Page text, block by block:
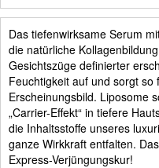
Das tiefenwirksame Serum
die natürliche
Gesichtszüge definierter
Feuchtigkeit auf und sorgt
Erscheinungsbild. Liposome
„Carrier-Effekt“ in tiefere
die Inhaltsstoffe unseres
ganze Wirkkraft entfalten.
Express-Verjüngungskur!